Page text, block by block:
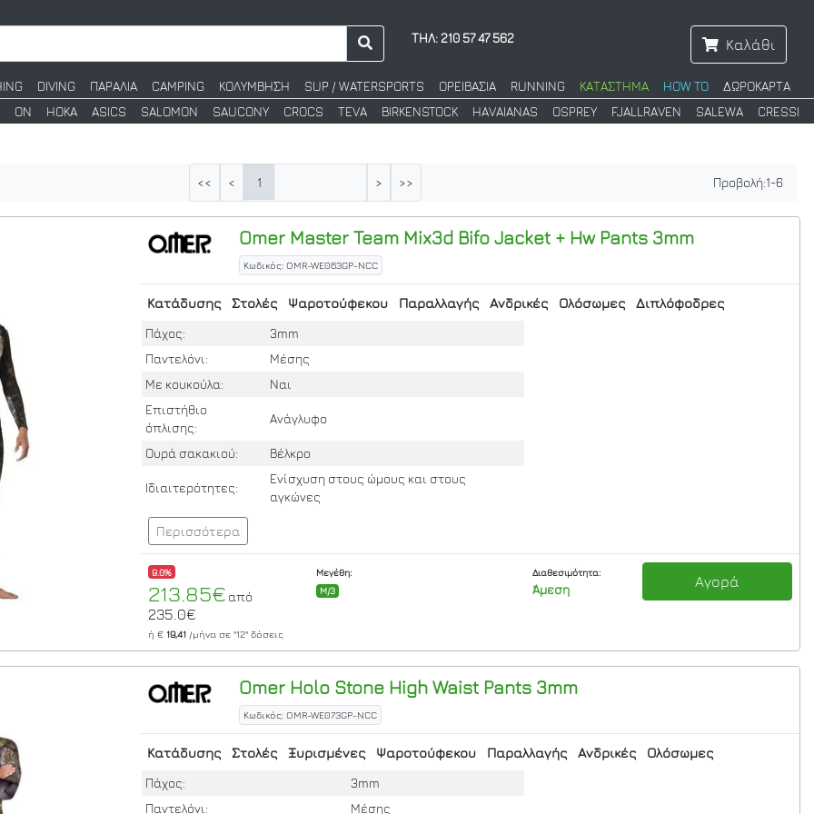
ΤΗΛ: 210 57 47 562 Καλάθι
DIVING ΠΑΡΑΛΙΑ CAMPING ΚΟΛΥΜΒΗΣΗ SUP / WATERSPORTS ΟΡΕΙΒΑΣΙΑ RUNNING ΚΑΤΑΣΤΗΜΑ HOW TO
ΔΩΡΟΚΑΡΤΑ
ON HOKA ASICS SALOMON SAUCONY CROCS TEVA BIRKENSTOCK HAVAIANAS OSPREY FJALLRAVEN SALEWA CRESSI
<< < 1 > >> Προβολή:1-6
OmerMaster Team Mix3d Bifo Jacket + Hw Pants 3mm
Κωδικός: OMR-WE063GP-NCC
Κατάδυσης Στολές Ψαροτούφεκου Παραλλαγής Ανδρικές Ολόσωμες Διπλόφοδρες
Πάχος:
3mm
Παντελόνι:
Μέσης
Με κουκούλα:
Ναι
Επιστήθιο
όπλισης:
Ανάγλυφο
Ουρά σακακιού: Βέλκρο
Ιδιαιτερότητες:
Ενίσχυση στους ώμους και στους
αγκώνες
Περισσότερα
9.0%
213.85€ από
235.0€
ή € 19,41/μήνα σε "12"δόσεις
Μεγέθη:
M/3
Διαθεσιμότητα:
Άμεση Αγορά
OmerHolo Stone High Waist Pants 3mm
Κωδικός: OMR-WE073GP-NCC
Κατάδυσης Στολές Ξυρισμένες Ψαροτούφεκου Παραλλαγής Ανδρικές Ολόσωμες
Πάχος:
3mm
Παντελόνι:
Μέσης